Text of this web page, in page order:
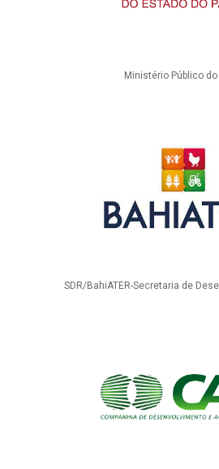
Ministério Público do
SDR/BahiATER-Secretaria de